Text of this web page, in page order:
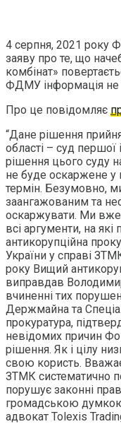
4 серпня, 2021
заяву про те, що
комбінат»
ФДМУ інформація не
Про це повідомляє
“Дане рішення
області – суд першої
рішення цього суду
не буде оскаржене у
термін. Безумовно,
заангажованим та
оскаржувати. Ми вже
всі аргументи, на які
антикорупційна
України у справі
року Вищий
виправдав
вчиненні тих
Держмайна та
прокуратура,
невідомих причин
рішення. Як і цілу
свою користь.
ЗТМК систематично
порушує законні
громадською
адвокат Tolexis